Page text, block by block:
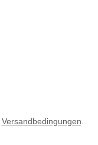
Versandbedingungen.